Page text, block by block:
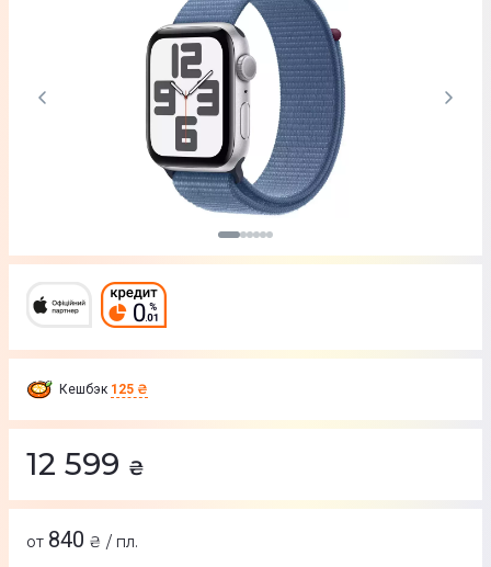
Кешбэк 125 ₴
12 599 ₴
от 840 ₴ / пл.